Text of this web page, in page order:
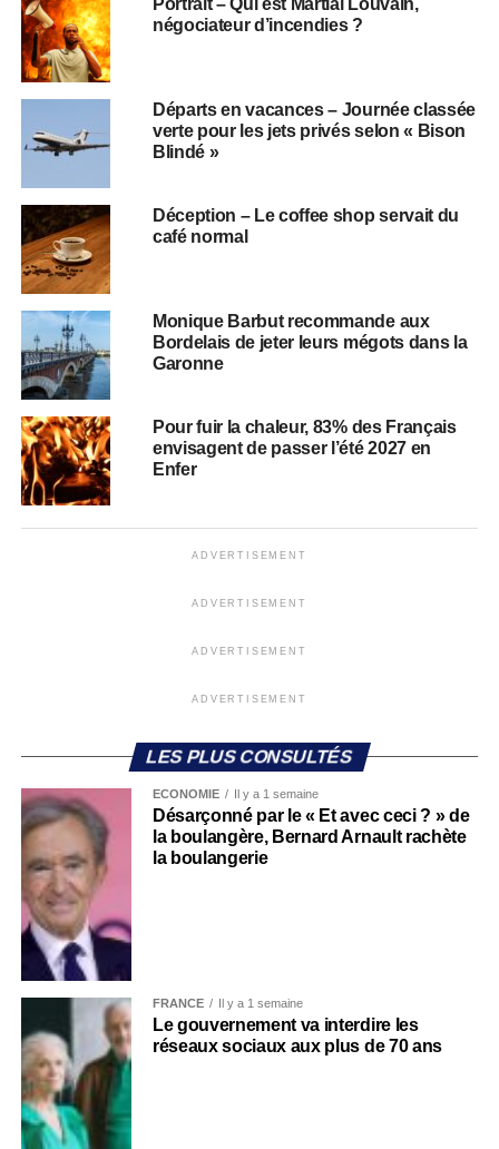
Portrait – Qui est Martial Louvain,
négociateur d’incendies ?
Départs en vacances – Journée classée
verte pour les jets privés selon « Bison
Blindé »
Déception – Le coffee shop servait du
café normal
Monique Barbut recommande aux
Bordelais de jeter leurs mégots dans la
Garonne
Pour fuir la chaleur, 83% des Français
envisagent de passer l’été 2027 en
Enfer
ADVERTISEMENT
ADVERTISEMENT
ADVERTISEMENT
ADVERTISEMENT
LES PLUS CONSULTÉS
ECONOMIE Il y a 1 semaine
Désarçonné par le « Et avec ceci ? » de
la boulangère, Bernard Arnault rachète
la boulangerie
FRANCE Il y a 1 semaine
Le gouvernement va interdire les
réseaux sociaux aux plus de 70 ans